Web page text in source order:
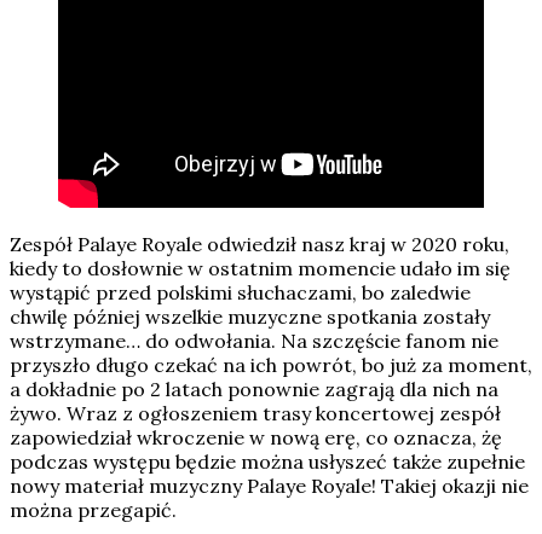
Zespół Palaye Royale odwiedził nasz kraj w 2020 roku,
kiedy to dosłownie w ostatnim momencie udało im się
wystąpić przed polskimi słuchaczami, bo zaledwie
chwilę później wszelkie muzyczne spotkania zostały
wstrzymane… do odwołania. Na szczęście fanom nie
przyszło długo czekać na ich powrót, bo już za moment,
a dokładnie po 2 latach ponownie zagrają dla nich na
żywo. Wraz z ogłoszeniem trasy koncertowej zespół
zapowiedział wkroczenie w nową erę, co oznacza, żę
podczas występu będzie można usłyszeć także zupełnie
nowy materiał muzyczny Palaye Royale! Takiej okazji nie
można przegapić.